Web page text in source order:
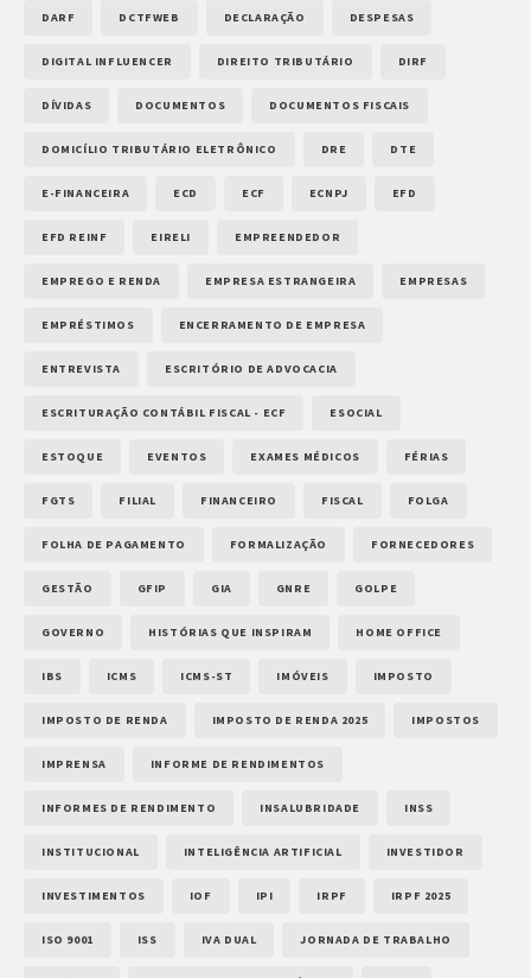
DARF DCTFWEB DECLARAÇÃO DESPESAS
DIGITAL INFLUENCER DIREITO TRIBUTÁRIO DIRF
DÍVIDAS DOCUMENTOS DOCUMENTOS FISCAIS
DOMICÍLIO TRIBUTÁRIO ELETRÔNICO DRE DTE
E-FINANCEIRA ECD ECF ECNPJ EFD
EFD REINF EIRELI EMPREENDEDOR
EMPREGO E RENDA EMPRESA ESTRANGEIRA EMPRESAS
EMPRÉSTIMOS ENCERRAMENTO DE EMPRESA
ENTREVISTA ESCRITÓRIO DE ADVOCACIA
ESCRITURAÇÃO CONTÁBIL FISCAL - ECF ESOCIAL
ESTOQUE EVENTOS EXAMES MÉDICOS FÉRIAS
FGTS FILIAL FINANCEIRO FISCAL FOLGA
FOLHA DE PAGAMENTO FORMALIZAÇÃO FORNECEDORES
GESTÃO GFIP GIA GNRE GOLPE
GOVERNO HISTÓRIAS QUE INSPIRAM HOME OFFICE
IBS ICMS ICMS-ST IMÓVEIS IMPOSTO
IMPOSTO DE RENDA IMPOSTO DE RENDA 2025 IMPOSTOS
IMPRENSA INFORME DE RENDIMENTOS
INFORMES DE RENDIMENTO INSALUBRIDADE INSS
INSTITUCIONAL INTELIGÊNCIA ARTIFICIAL INVESTIDOR
INVESTIMENTOS IOF IPI IRPF IRPF 2025
ISO 9001 ISS IVA DUAL JORNADA DE TRABALHO